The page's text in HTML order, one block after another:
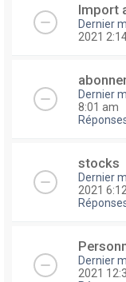
Import
Dernier
2021
Dernier
8:01 am
stocks
Dernier
2021
Dernier
2021